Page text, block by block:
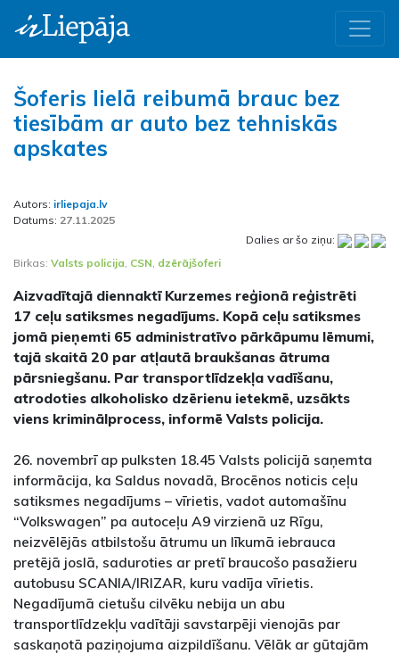
Šoferis lielā reibumā brauc bez
tiesībām ar auto bez tehniskās
apskates
Autors: irliepaja.lv
Datums: 27.11.2025
Dalies ar šo ziņu:
Birkas: Valsts policija CSN dzērājšoferi
Aizvadītajā diennaktī Kurzemes reģionā reģistrēti
17 ceļu satiksmes negadījums. Kopā ceļu satiksmes
jomā pieņemti 65 administratīvo pārkāpumu lēmumi,
tajā skaitā 20 par atļautā braukšanas ātruma
pārsniegšanu. Par transportlīdzekļa vadīšanu,
atrodoties alkoholisko dzērienu ietekmē, uzsākts
viens kriminālprocess, informē Valsts policija.
26. novembrī ap pulksten 18.45 Valsts policijā saņemta
informācija, ka Saldus novadā, Brocēnos noticis ceļu
satiksmes negadījums – vīrietis, vadot automašīnu
“Volkswagen” pa autoceļu A9 virzienā uz Rīgu,
neizvēlējās atbilstošu ātrumu un līkumā iebrauca
pretējā joslā, saduroties ar pretī braucošo pasažieru
autobusu SCANIA/IRIZAR, kuru vadīja vīrietis.
Negadījumā cietušu cilvēku nebija un abu
transportlīdzekļu vadītāji savstarpēji vienojās par
saskaņotā paziņojuma aizpildīšanu. Vēlāk ar gūtajām